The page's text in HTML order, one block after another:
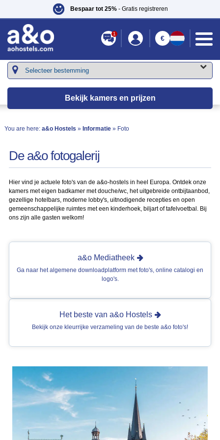
Bespaar tot 25%- Gratis registreren
1
€
Bekijk kamers en prijzen
You are here: a&o Hostels » Informatie » Foto
De a&o fotogalerij
Hier vind je actuele foto's van de a&o-hostels in heel Europa. Ontdek onze
kamers met eigen badkamer met douche/wc, het uitgebreide ontbijtaanbod,
gezellige hotelbars, moderne lobby's, uitnodigende recepties en open
gemeenschappelijke ruimtes met een kinderhoek, biljart of tafelvoetbal. Bij
ons zijn alle gasten welkom!
a&o Mediatheek
Ga naar het algemene downloadplatform met foto's, online catalogi en
logo's.
Het beste van a&o Hostels
Bekijk onze kleurrijke verzameling van de beste a&o foto's!